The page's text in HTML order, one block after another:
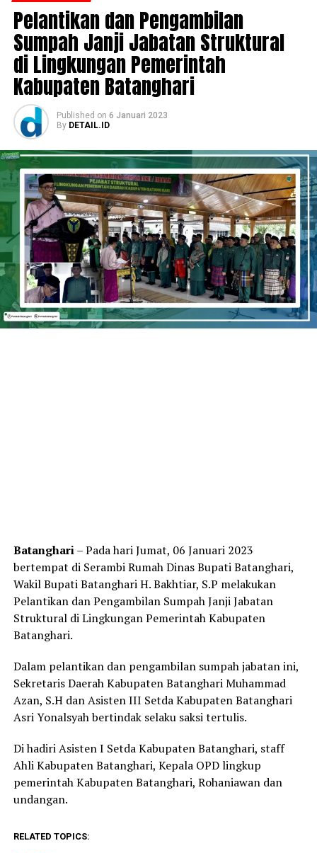
Pelantikan dan Pengambilan
Sumpah Janji Jabatan Struktural
di Lingkungan Pemerintah
Kabupaten Batanghari
Published on 6 Januari 2023
By DETAIL.ID
Batanghari– Pada hari Jumat, 06 Januari 2023
bertempat di Serambi Rumah Dinas Bupati Batanghari,
Wakil Bupati Batanghari H. Bakhtiar, S.P melakukan
Pelantikan dan Pengambilan Sumpah Janji Jabatan
Struktural di Lingkungan Pemerintah Kabupaten
Batanghari.
Dalam pelantikan dan pengambilan sumpah jabatan ini,
Sekretaris Daerah Kabupaten Batanghari Muhammad
Azan, S.H dan Asisten III Setda Kabupaten Batanghari
Asri Yonalsyah bertindak selaku saksi tertulis.
Di hadiri Asisten I Setda Kabupaten Batanghari, staff
Ahli Kabupaten Batanghari, Kepala OPD lingkup
pemerintah Kabupaten Batanghari, Rohaniawan dan
undangan.
RELATED TOPICS: